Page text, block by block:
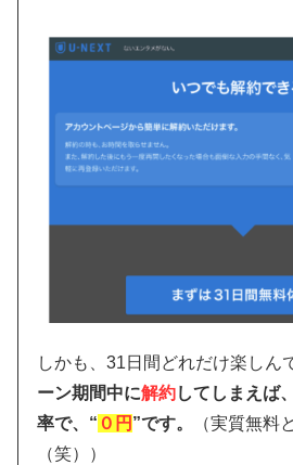
しかも、31日間どれだけ楽しん
ーン期間中に解約してしまえば
率で、“ ０円 ”です。
（実質無料
（笑））